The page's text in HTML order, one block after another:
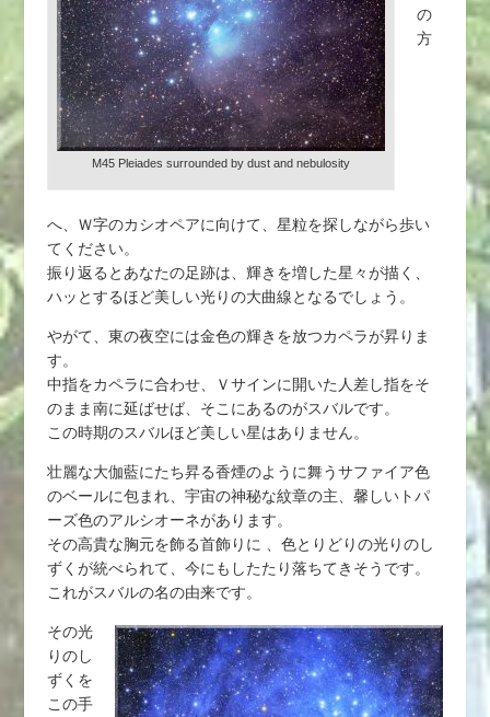
M45 Pleiades surrounded by dust and nebulosity
の
方
へ、Ｗ字のカシオペアに向けて、星粒を探しながら歩い
てください。
振り返るとあなたの足跡は、輝きを増した星々が描く、
ハッとするほど美しい光りの大曲線となるでしょう。
やがて、東の夜空には金色の輝きを放つカペラが昇りま
す。
中指をカペラに合わせ、Ｖサインに開いた人差し指をそ
のまま南に延ばせば、そこにあるのがスバルです。
この時期のスバルほど美しい星はありません。
壮麗な大伽藍にたち昇る香煙のように舞うサファイア色
のベールに包まれ、宇宙の神秘な紋章の主、馨しいトパ
ーズ色のアルシオーネがあります。
その高貴な胸元を飾る首飾りに 、色とりどりの光りのし
ずくが統べられて、今にもしたたり落ちてきそうです。
これがスバルの名の由来です。
その光
りのし
ずくを
この手